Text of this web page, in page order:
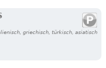
griechisch, türkisch, asiatisch